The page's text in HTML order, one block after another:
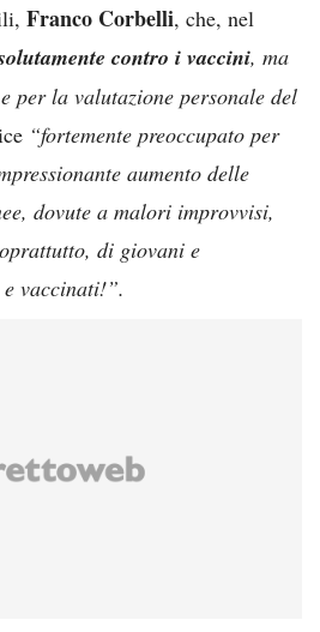
Franco Corbelli, che, nel
contro i vaccini, ma
per la valutazione personale del
“fortemente preoccupato per
aumento delle
dovute a malori improvvisi,
di giovani e
vaccinati!”.